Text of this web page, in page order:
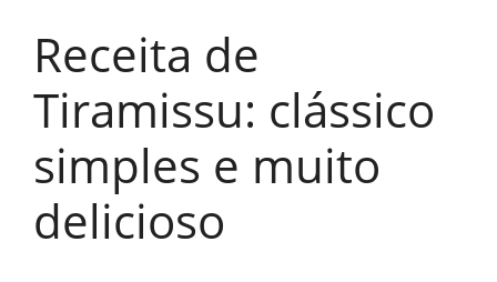
Receita de
Tiramissu: clássico
simples e muito
delicioso